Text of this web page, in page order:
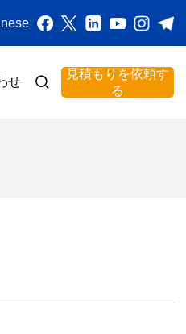
せ
見積もりを依頼す
る